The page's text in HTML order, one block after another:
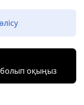
болып оқыңыз